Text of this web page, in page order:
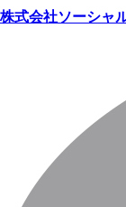
株式会社ソーシャ